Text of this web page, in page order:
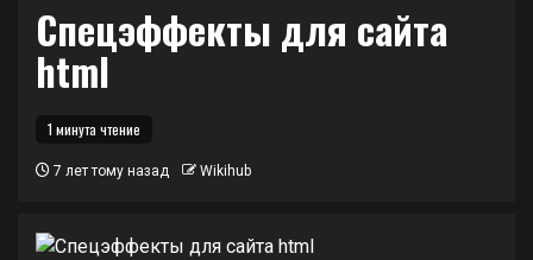
Спецэффекты для сайта
html
1 минута чтение
7 лет тому назад Wikihub